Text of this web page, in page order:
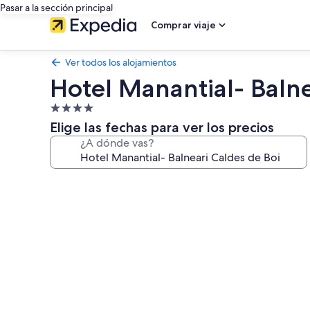
Pasar a la sección principal
Comprar viaje
Ver todos los alojamientos
Hotel Manantial-
Alojamiento
de
4.0 estrellas
Elige las fechas para ver los precios
¿A dónde vas?